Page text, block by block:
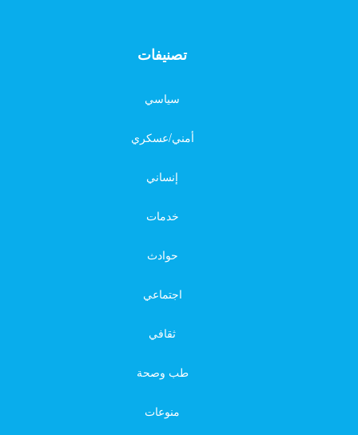
تصنيفات
سياسي
أمني/عسكري
إنساني
خدمات
حوادث
اجتماعي
ثقافي
طب وصحة
منوعات